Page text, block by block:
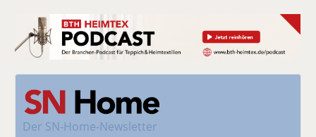
Der SN-Home-Newsletter